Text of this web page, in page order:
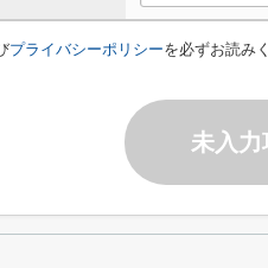
プライバシーポリシーを必ずお読み
未入